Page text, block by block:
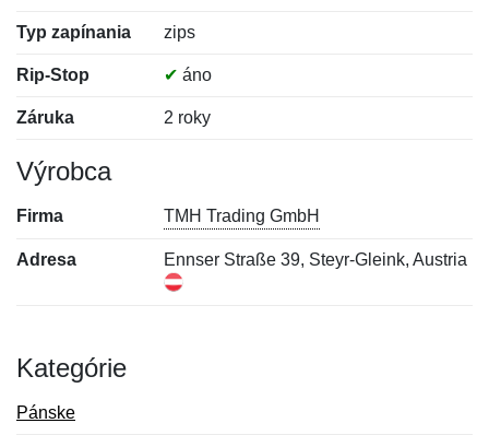
Typ zapínania zips
Rip-Stop ✔ áno
Záruka 2 roky
Výrobca
Firma TMH Trading GmbH
Adresa Ennser Straße 39, Steyr-Gleink, Austria
Kategórie
Pánske